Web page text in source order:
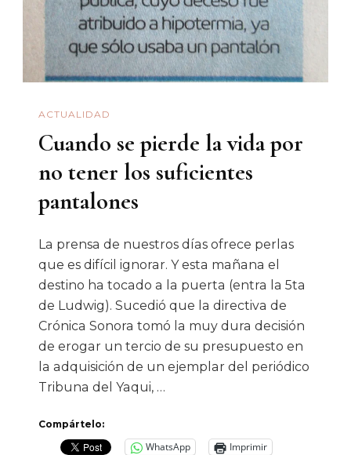
ACTUALIDAD
Cuando se pierde la vida por
no tener los suficientes
pantalones
La prensa de nuestros días ofrece perlas
que es difícil ignorar. Y esta mañana el
destino ha tocado a la puerta (entra la 5ta
de Ludwig). Sucedió que la directiva de
Crónica Sonora tomó la muy dura decisión
de erogar un tercio de su presupuesto en
la adquisición de un ejemplar del periódico
Tribuna del Yaqui, …
Compártelo:
WhatsApp
Imprimir